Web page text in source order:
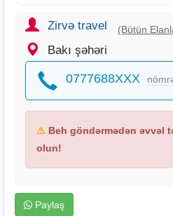
Paketə daxildir
Bakı – Batumi – Bakı
Transferlər
Mərkəzdə oteldə 4 gecə gecələmə
Səhər yeməkləri
Tur rəhbəri
Şəhər Turu
* Avropa & Piazza meydanları
* Alfabe qülləsi panoraması
Zirvə travel (Bütün
Bakı şəhəri
0777688XXX
⚠ Beh göndərmədən əvvəl
olun!
Paylaş